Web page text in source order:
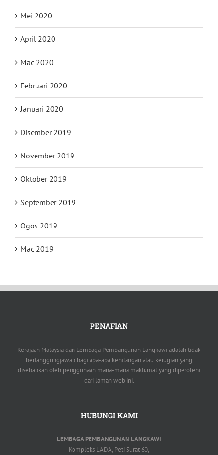
Mei 2020
April 2020
Mac 2020
Februari 2020
Januari 2020
Disember 2019
November 2019
Oktober 2019
September 2019
Ogos 2019
Mac 2019
PENAFIAN
Kerajaan Malaysia dan Lembaga Pembangunan Langkawi adalah tidak
bertanggungjawab bagi apa-apa kehilangan atau kerugian yang
disebabkan oleh penggunaan mana-mana maklumat yang diperolehi
dari laman web ini.
HUBUNGI KAMI
LEMBAGA PEMBANGUNAN LANGKAWI
Kompleks LADA, Peti Surat 60,